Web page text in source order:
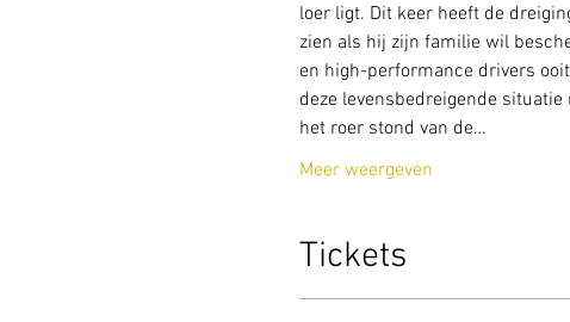
loer ligt. Dit keer heeft de
zien als hij zijn familie wil
en high-performance drivers
deze levensbedreigende
het roer stond van de…
Meer weergeven
Tickets